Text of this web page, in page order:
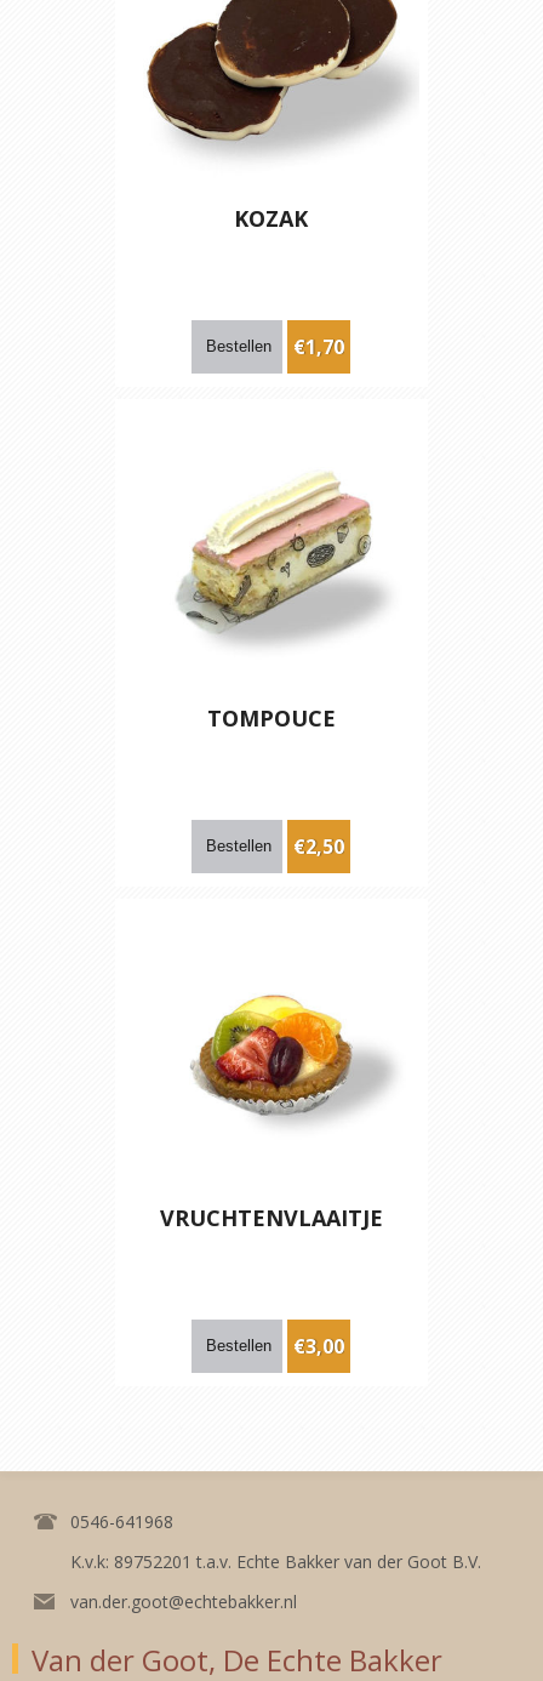
KOZAK
€1,70
TOMPOUCE
€2,50
VRUCHTENVLAAITJE
€3,00
0546-641968
K.v.k: 89752201 t.a.v. Echte Bakker van der Goot B.V.
van.der.goot@echtebakker.nl
Van der Goot, De Echte Bakker